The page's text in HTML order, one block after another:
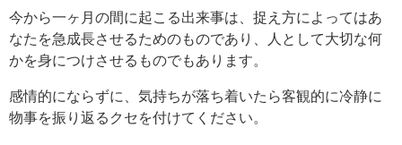
今から一ヶ月の間に起こる出来事は、捉え方によってはあ
なたを急成長させるためのものであり、人として大切な何
かを身につけさせるものでもあります。
感情的にならずに、気持ちが落ち着いたら客観的に冷静に
物事を振り返るクセを付けてください。